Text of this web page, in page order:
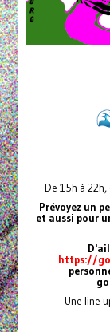
De 15h à
Prévoyez un
et aussi pour
https://
Une line